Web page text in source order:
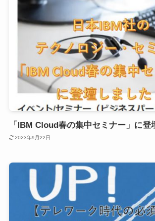
「IBM Cloud春の集中セミナー」に登
2023年9月22日